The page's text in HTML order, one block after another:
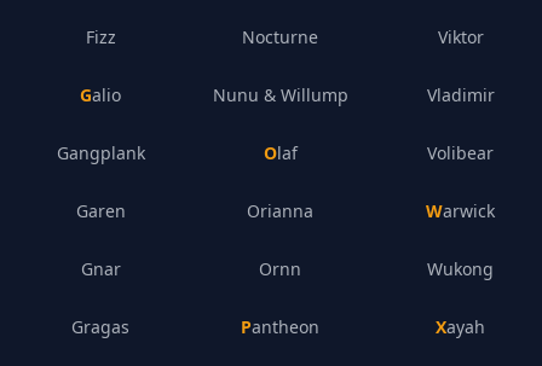
Fizz
Galio
Gangplank
Garen
Gnar
Gragas
Nocturne
Nunu & Willump
Olaf
Orianna
Ornn
Pantheon
Viktor
Vladimir
Volibear
Warwick
Wukong
Xayah